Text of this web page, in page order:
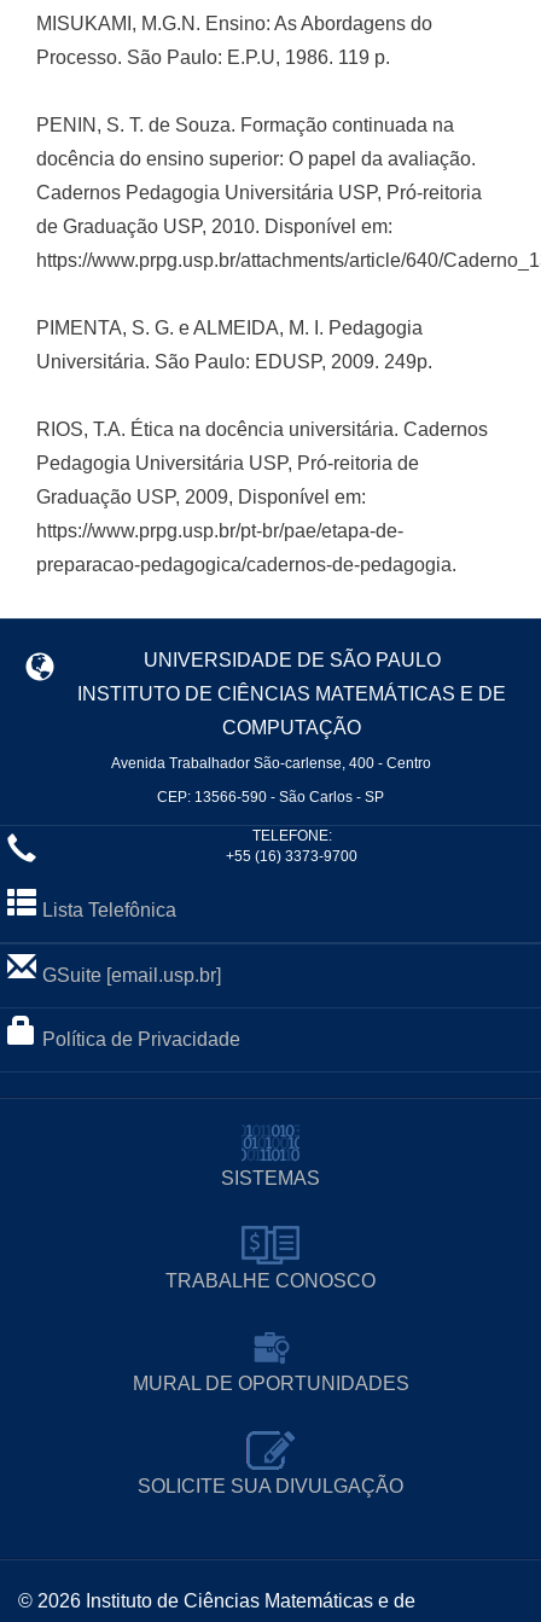
MISUKAMI, M.G.N. Ensino: As Abordagens do
Processo. São Paulo: E.P.U, 1986. 119 p.
PENIN, S. T. de Souza. Formação continuada na
docência do ensino superior: O papel da avaliação.
Cadernos Pedagogia Universitária USP, Pró-reitoria
de Graduação USP, 2010. Disponível em:
https://www.prpg.usp.br/attachments/article/640/
PIMENTA, S. G. e ALMEIDA, M. I. Pedagogia
Universitária. São Paulo: EDUSP, 2009. 249p.
RIOS, T.A. Ética na docência universitária. Cadernos
Pedagogia Universitária USP, Pró-reitoria de
Graduação USP, 2009, Disponível em:
https://www.prpg.usp.br/pt-br/pae/etapa-de-
preparacao-pedagogica/cadernos-de-pedagogia.
UNIVERSIDADE DE SÃO PAULO
INSTITUTO DE CIÊNCIAS MATEMÁTICAS E DE
COMPUTAÇÃO
Avenida Trabalhador São-carlense, 400 - Centro
CEP: 13566-590 - São Carlos - SP
TELEFONE:
+55 (16) 3373-9700
Lista Telefônica
GSuite [email.usp.br]
Política de Privacidade
SISTEMAS
TRABALHE CONOSCO
MURAL DE OPORTUNIDADES
SOLICITE SUA DIVULGAÇÃO
© 2026 Instituto de Ciências Matemáticas e de